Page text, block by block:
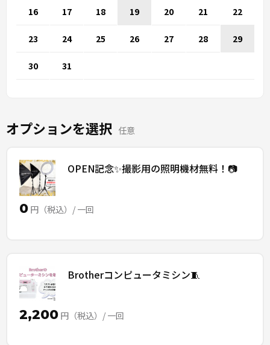
16 17 18 19 20 21 22
23 24 25 26 27 28 29
30 31
オプションを選択 任意
OPEN記念✨撮影用の照明機材無料！📷
0 円（税込）/ 一回
Brotherコンピュータミシン🧵
2,200 円（税込）/ 一回